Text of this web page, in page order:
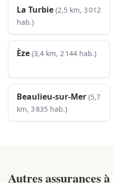
La Turbie (2,5 km, 3 012
hab.)
Èze (3,4 km, 2 144 hab.)
Beaulieu-sur-Mer (5,7
km, 3 835 hab.)
Autres assurances à